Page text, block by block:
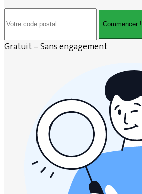
Commencer !
Gratuit – Sans engagement